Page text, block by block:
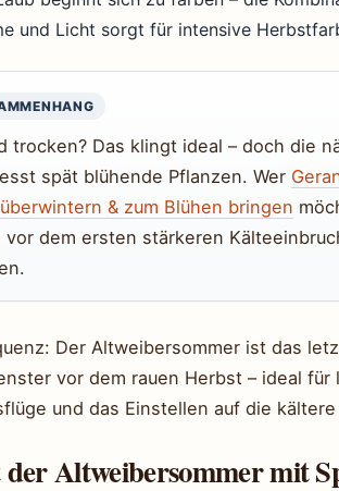
und Licht sorgt für intensive
trocken? Das klingt ideal – doch die
spät blühende Pflanzen. Wer
& zum Blühen bringen
vor dem ersten stärkeren
Der Altweibersommer ist das
vor dem rauen Herbst – ideal für
und das Einstellen auf die
der Altweibersommer mit